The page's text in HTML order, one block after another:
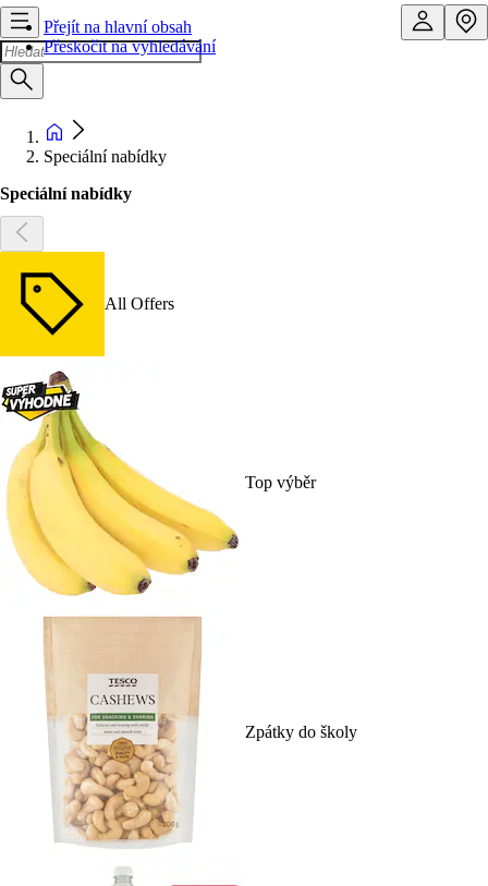
Přejít na hlavní obsah
Přeskočit na vyhledávání
Speciální nabídky
Speciální nabídky
All Offers
Top výběr
Zpátky do školy